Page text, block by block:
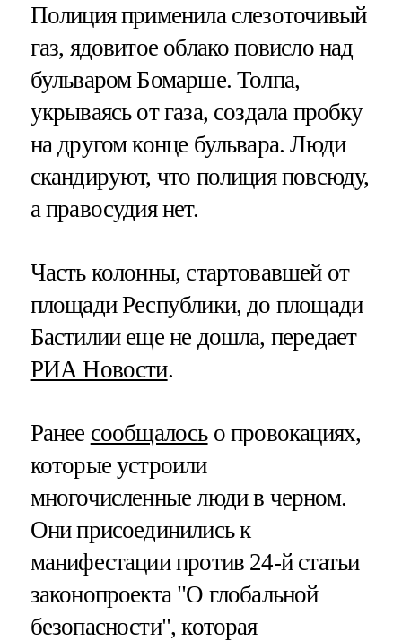
Полиция применила слезоточивый
газ, ядовитое облако повисло над
бульваром Бомарше. Толпа,
укрываясь от газа, создала пробку
на другом конце бульвара. Люди
скандируют, что полиция повсюду,
а правосудия нет.
Часть колонны, стартовавшей от
площади Республики, до площади
Бастилии еще не дошла, передает
РИА Новости.
Ранее сообщалосьо провокациях,
которые устроили
многочисленные люди в черном.
Они присоединились к
манифестации против 24-й статьи
законопроекта "О глобальной
безопасности", которая